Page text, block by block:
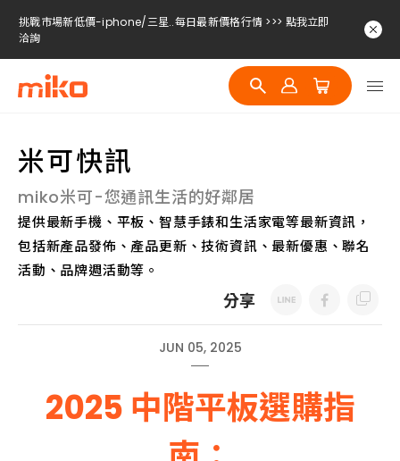
挑戰市場新低價-iphone/三星..每日最新價格行情 >>> 點我立即
洽詢
挑戰市場新低價-iphone/三星..每日最新價格行情 >>> 點我立即
洽詢
挑戰市場新低價-iphone/三星..每日最新價格行情 >>> 點我立即
挑戰市場新低價-iphone/三星..每日最新價格行情 >>> 點我立即
洽詢
米可快訊
miko米可-您通訊生活的好鄰居
提供最新手機、平板、智慧手錶和生活家電等最新資訊，
包括新產品發佈、產品更新、技術資訊、最新優惠、聯名
活動、品牌週活動等。
分享
JUN 05, 2025
2025 中階平板選購指